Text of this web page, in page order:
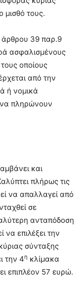
μισθό τους.
άρθρου 39 παρ.9
ασφαλισμένους
οποίους
από την
ή νομικά
πληρώνουν
και
πλήρως τις
να απαλλαγεί από
σε
ανταπόδοση
να επιλέξει την
σύνταξης
την 4η κλίμακα
επιπλέον 57 ευρώ.